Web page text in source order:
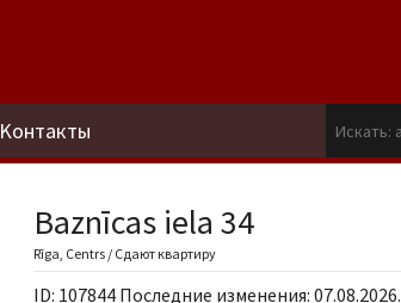
Kонтакты
Baznīcas iela 34
Rīga, Centrs / Сдают квартиру
ID: 107844 Последние изменения: 07.08.2026.